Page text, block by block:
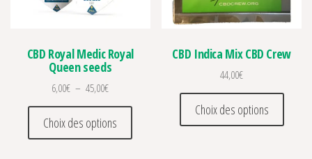
CBD Royal Medic Royal
Queen seeds
6,00€ – 45,00€Plage de prix : 6,00€ à 45,00€
Choix des options
Ce produit a plusieurs variations. Les
CBD Indica Mix CBD Crew
44,00€
Choix des options
Ce